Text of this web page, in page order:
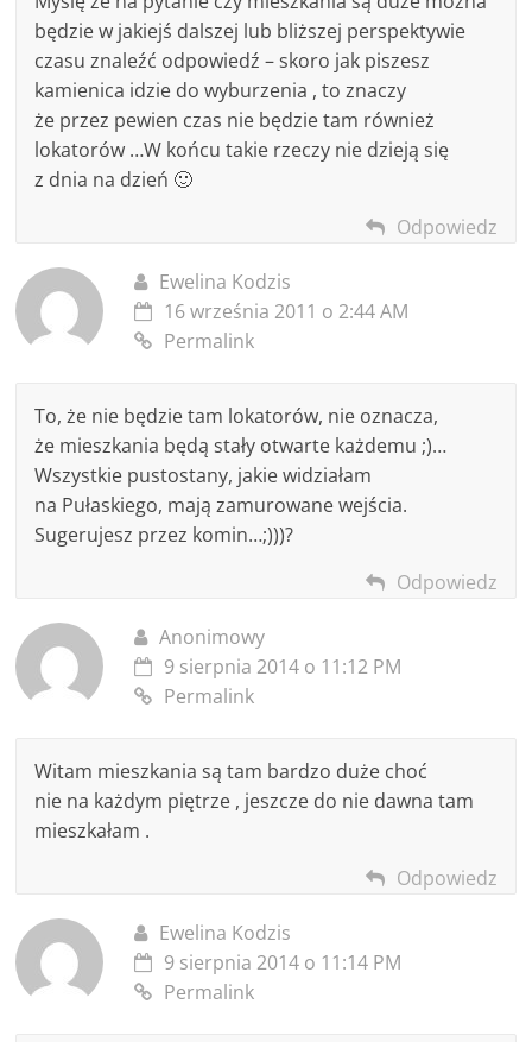
będzie w jakiejś dalszej lub bliższej perspektywie
czasu znaleźć odpowiedź – skoro jak piszesz
kamienica idzie do wyburzenia , to znaczy
że przez pewien czas nie będzie tam również
lokatorów …W końcu takie rzeczy nie dzieją się
z dnia na dzień 🙂
Odpowiedz
Ewelina Kodzis
16 września 2011 o 2:44 AM
Permalink
To, że nie będzie tam lokatorów, nie oznacza,
że mieszkania będą stały otwarte każdemu ;)…
Wszystkie pustostany, jakie widziałam
na Pułaskiego, mają zamurowane wejścia.
Sugerujesz przez komin…;)))?
Odpowiedz
Anonimowy
9 sierpnia 2014 o 11:12 PM
Permalink
Witam mieszkania są tam bardzo duże choć
nie na każdym piętrze , jeszcze do nie dawna tam
mieszkałam .
Odpowiedz
Ewelina Kodzis
9 sierpnia 2014 o 11:14 PM
Permalink